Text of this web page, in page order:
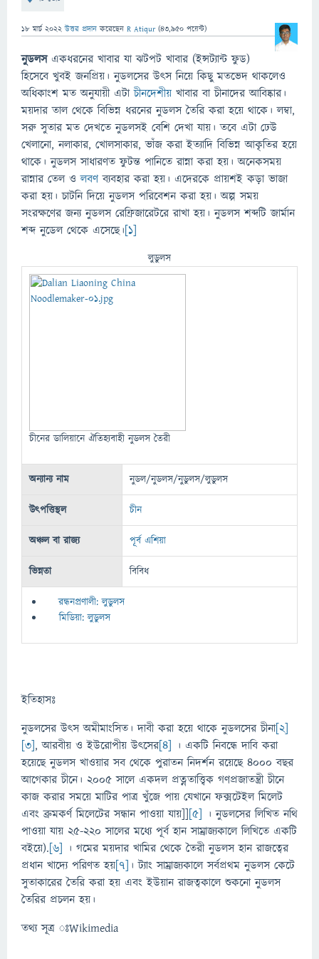
18 মার্চ 2022 উত্তর প্রদান করেছেন R Atiqur (43,950 পয়েন্ট)
নুডলসএকধরনের খাবার যা ঝটপট খাবার (ইন্সট্যান্ট ফুড)
হিসেবে খুবই জনপ্রিয়। নুডলসের উৎস নিয়ে কিছু মতভেদ থাকলেও
অধিকাংশ মত অনুযায়ী এটাচীনদেশীয় খাবার বা চীনাদের আবিষ্কার।
ময়দার তাল থেকে বিভিন্ন ধরনের নুডলস তৈরি করা হয়ে থাকে। লম্বা,
সরু সুতার মত দেখতে নুডলসই বেশি দেখা যায়। তবে এটা ঢেউ
খেলানো, নলাকার, খোলসাকার, ভাঁজ করা ইত্যাদি বিভিন্ন আকৃতির হয়ে
থাকে। নুডলস সাধারণত ফুটন্ত পানিতে রান্না করা হয়। অনেকসময়
রান্নার তেল ওলবণ ব্যবহার করা হয়। এদেরকে প্রায়শই কড়া ভাজা
করা হয়। চাটনি দিয়ে নুডলস পরিবেশন করা হয়। অল্প সময়
সংরক্ষণের জন্য নুডলস রেফ্রিজারেটরে রাখা হয়। নুডলস শব্দটি জার্মান
শব্দ নুডেল থেকে এসেছে।[১]
লুডুলস
চীনের ডালিয়ানে ঐতিহ্যবাহী নুডলস তৈরী
অন্যান্য নাম নুডল/নুডলস/নুডুলস/লুডুলস
উৎপত্তিস্থল চীন
অঞ্চল বা রাজ্য পূর্ব এশিয়া
ভিন্নতা বিবিধ
রন্ধনপ্রণালী: লুডুলস
মিডিয়া: লুডুলস
ইতিহাসঃ
নুডলসের উৎস অমীমাংসিত। দাবী করা হয়ে থাকে নুডলসের চীনা[২]
[৩], আরবীয় ও ইউরোপীয় উৎসের[৪] । একটি নিবন্ধে দাবি করা
হয়েছে নুডলস খাওয়ার সব থেকে পুরাতন নিদর্শন রয়েছে ৪০০০ বছর
আগেকার চীনে। ২০০৫ সালে একদল প্রত্নতাত্ত্বিক গণপ্রজাতন্ত্রী চীনে
কাজ করার সময়ে মাটির পাত্র খুঁজে পায় যেখানে ফক্সটেইল মিলেট
এবং ব্রুমকর্ণ মিলেটের সন্ধান পাওয়া যায়]][৫] । নুডলসের লিখিত নথি
পাওয়া যায় ২৫-২২০ সালের মধ্যে পূর্ব হান সাম্রাজ্যকালে লিখিতে একটি
বইয়ে).[৬] । গমের ময়দার খামির থেকে তৈরী নুডলস হান রাজত্বের
প্রধান খাদ্যে পরিণত হয়[৭] । ট্যাং সাম্রাজ্যকালে সর্বপ্রথম নুডলস কেটে
সুতাকারের তৈরি করা হয় এবং ইউয়ান রাজত্বকালে শুকনো নুডলস
তৈরির প্রচলন হয়।
তথ্য সূত্র ঃWikimedia